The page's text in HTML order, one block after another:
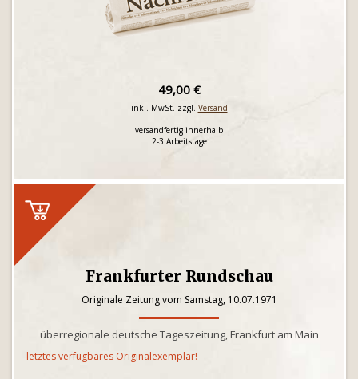
49,00 €
inkl. MwSt. zzgl. Versand
versandfertig innerhalb
2-3 Arbeitstage
Frankfurter Rundschau
Originale Zeitung vom Samstag, 10.07.1971
überregionale deutsche Tageszeitung, Frankfurt am Main
letztes verfügbares Originalexemplar!